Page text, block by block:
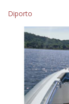
Diporto